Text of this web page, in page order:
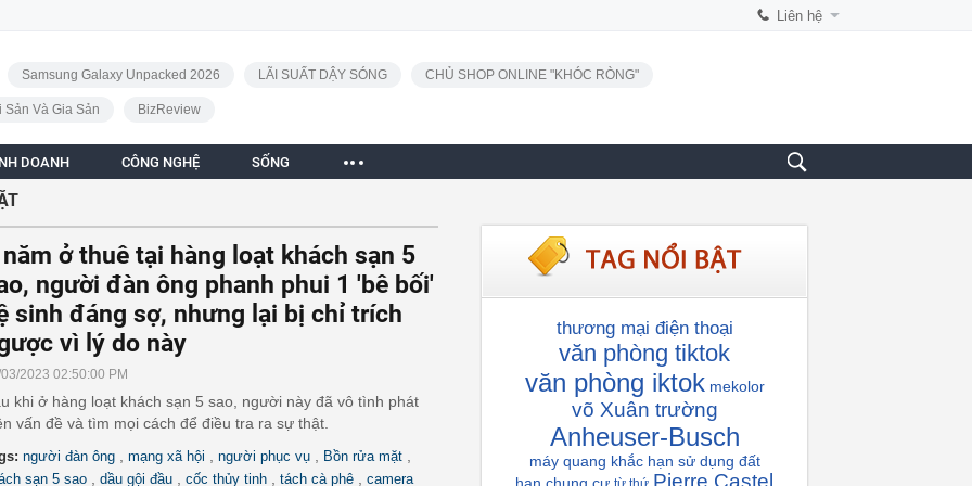
Liên hệ
Samsung Galaxy Unpacked 2026 LÃI SUẤT DẬY SÓNG CHỦ SHOP ONLINE "KHÓC RÒNG"
Sản Và Gia Sản BizReview
DOANH CÔNG NGHỆ SỐNG
ở thuê tại hàng loạt khách sạn 5
người đàn ông phanh phui 1 'bê bối'
sinh đáng sợ, nhưng lại bị chỉ trích
vì lý do này
2023 02:50:00 PM
khi ở hàng loạt khách sạn 5 sao, người này đã vô tình phát
vấn đề và tìm mọi cách để điều tra ra sự thật.
người đàn ông mạng xã hội người phục vụ Bồn rửa mặt
sạn 5 sao dầu gội đầu cốc thủy tinh tách cà phê
camera
thương mại điện thoại
văn phòng tiktok
văn phòng iktok mekolor
võ Xuân trường
Anheuser-Busch
máy quang khắc hạn sử dụng đất
Pierre Castel